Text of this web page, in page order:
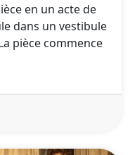
en un acte de
dans un vestibule
pièce commence